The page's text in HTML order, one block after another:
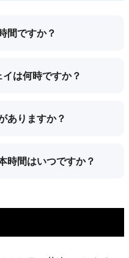
間ですか？
は何時ですか？
ありますか？
時間はいつですか？